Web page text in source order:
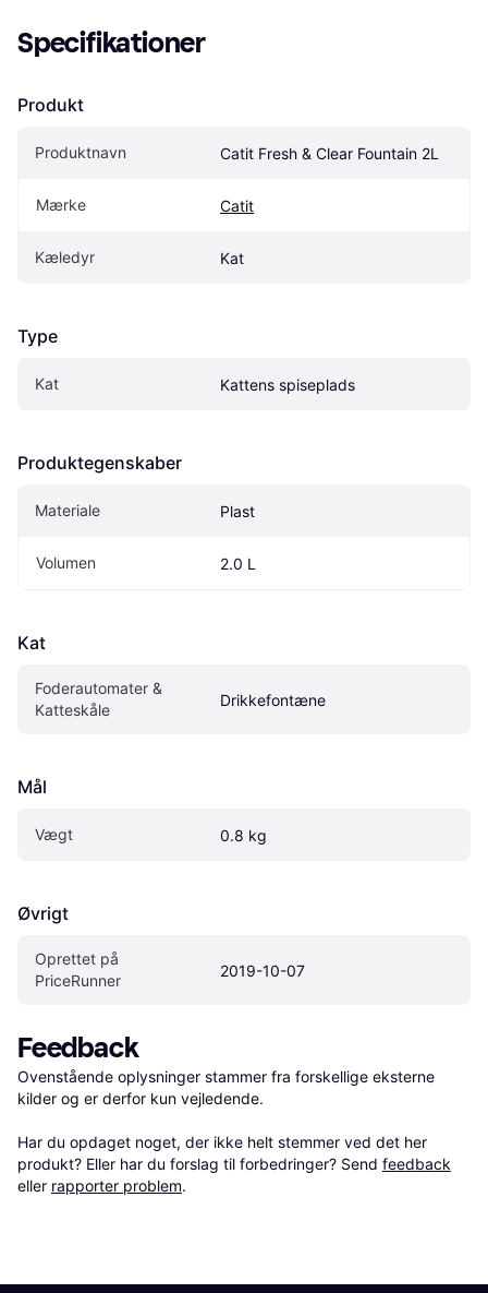
Specifikationer
Produkt
Produktnavn Catit Fresh & Clear Fountain 2L
Mærke Catit
Kæledyr Kat
Type
Kat Kattens spiseplads
Produktegenskaber
Materiale Plast
Volumen 2.0 L
Kat
Foderautomater &
Katteskåle
Drikkefontæne
Mål
Vægt 0.8 kg
Øvrigt
Oprettet på
PriceRunner
2019-10-07
Feedback
Ovenstående oplysninger stammer fra forskellige eksterne
kilder og er derfor kun vejledende.
Har du opdaget noget, der ikke helt stemmer ved det her
produkt? Eller har du forslag til forbedringer? Send feedback
eller rapporter problem.